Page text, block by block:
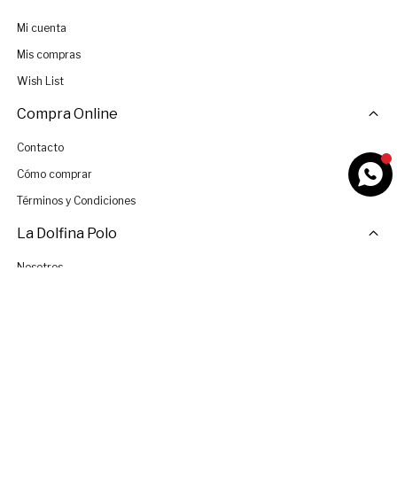
Mi cuenta
Mis compras
Wish List
Compra Online
Contacto
Cómo comprar
Términos y Condiciones
La Dolfina Polo
Nosotros